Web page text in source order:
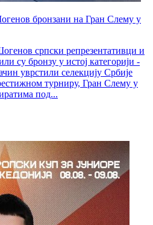
бронзани на Гран Слему у
српски репрезентативци и
су бронзу у истој категорији -
уврстили селекцију Србије
турниру, Гран Слему у
под...